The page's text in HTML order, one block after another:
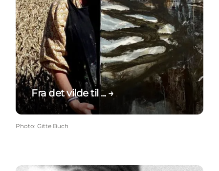
Fra det vilde til ... →
Photo: Gitte Buch